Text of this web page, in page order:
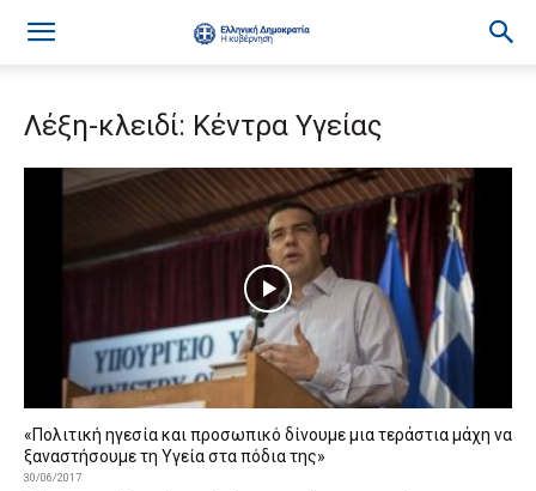
Λέξη-κλειδί: Κέντρα Υγείας
«Πολιτική ηγεσία και προσωπικό δίνουμε μια τεράστια μάχη να
ξαναστήσουμε τη Υγεία στα πόδια της»
30/06/2017